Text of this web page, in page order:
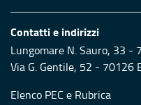
Contatti e indirizzi
Lungomare N. Sauro, 33 -
Via G. Gentile, 52 - 70126
Elenco PEC e Rubrica